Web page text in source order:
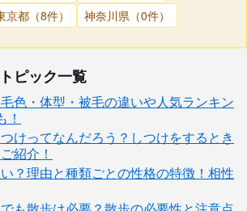
京都（8件） 神奈川県（0件）
ピック一覧
色・体型・被毛の違いや人気ランキン
けってなんだろう？しつけをするとき
紹介！
？理由と種類ごとの性格の特徴！相性